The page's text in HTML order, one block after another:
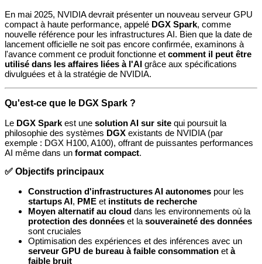
En mai 2025, NVIDIA devrait présenter un nouveau serveur GPU
compact à haute performance, appelé DGX Spark, comme
nouvelle référence pour les infrastructures AI. Bien que la date de
lancement officielle ne soit pas encore confirmée, examinons à
l'avance comment ce produit fonctionne et comment il peut être
utilisé dans les affaires liées à l'AI grâce aux spécifications
divulguées et à la stratégie de NVIDIA.
Qu'est-ce que le DGX Spark ?
Le DGX Spark est une solution AI sur site qui poursuit la
philosophie des systèmes DGX existants de NVIDIA (par
exemple : DGX H100, A100), offrant de puissantes performances
AI même dans un format compact.
✅ Objectifs principaux
Construction d'infrastructures AI autonomes pour les
startups AI, PME et instituts de recherche
Moyen alternatif au cloud dans les environnements où la
protection des données et la souveraineté des données
sont cruciales
Optimisation des expériences et des inférences avec un
serveur GPU de bureau à faible consommation et à
faible bruit